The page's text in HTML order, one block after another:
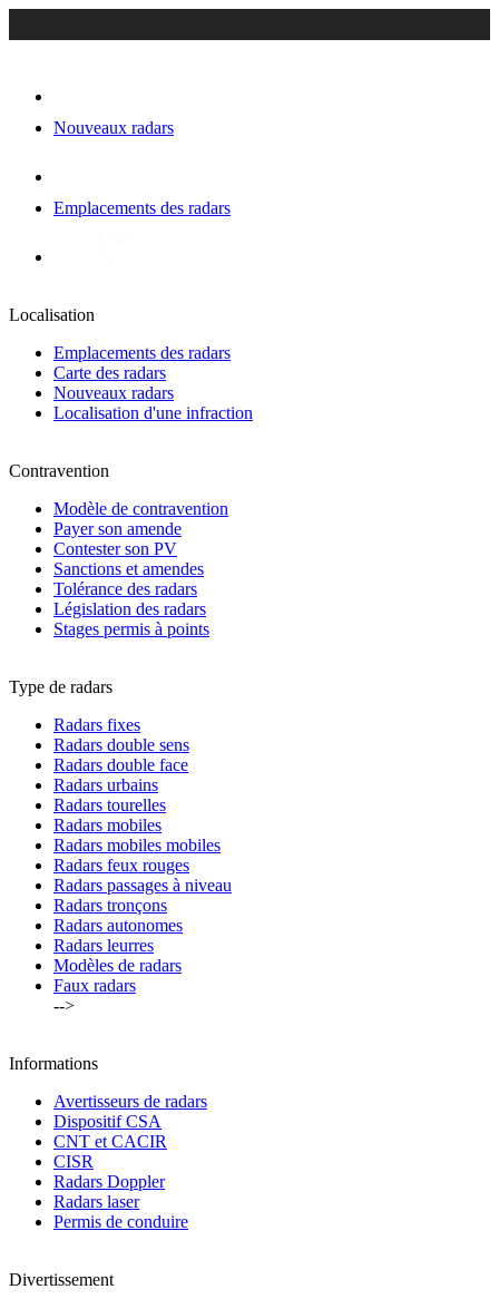
Nouveaux radars
Emplacements des radars
Localisation
Emplacements des radars
Carte des radars
Nouveaux radars
Localisation d'une infraction
Contravention
Modèle de contravention
Payer son amende
Contester son PV
Sanctions et amendes
Tolérance des radars
Législation des radars
Stages permis à points
Type de radars
Radars fixes
Radars double sens
Radars double face
Radars urbains
Radars tourelles
Radars mobiles
Radars mobiles mobiles
Radars feux rouges
Radars passages à niveau
Radars tronçons
Radars autonomes
Radars leurres
Modèles de radars
Faux radars
-->
Informations
Avertisseurs de radars
Dispositif CSA
CNT et CACIR
CISR
Radars Doppler
Radars laser
Permis de conduire
Divertissement